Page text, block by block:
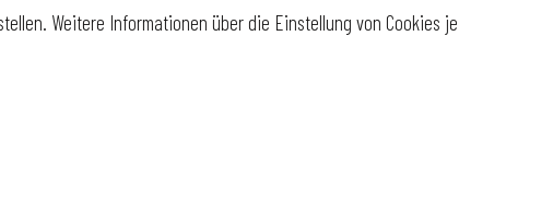
Weitere Informationen über die Einstellung von Cookies je